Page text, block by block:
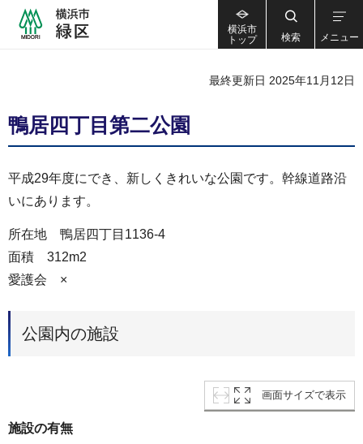
横浜市
トップ
検索 メニュー
最終更新日 2025年11月12日
鴨居四丁目第二公園
平成29年度にでき、新しくきれいな公園です。幹線道路沿
いにあります。
所在地 鴨居四丁目1136-4
面積 312m2
愛護会 ×
公園内の施設
画面サイズで表示
施設の有無